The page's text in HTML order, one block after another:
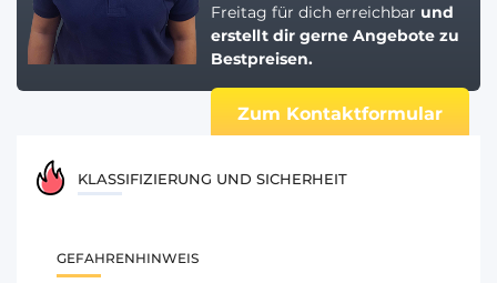
Freitag für dich erreichbar und
erstellt dir gerne Angebote zu
Bestpreisen.
Zum Kontaktformular
KLASSIFIZIERUNG UND SICHERHEIT
GEFAHRENHINWEIS